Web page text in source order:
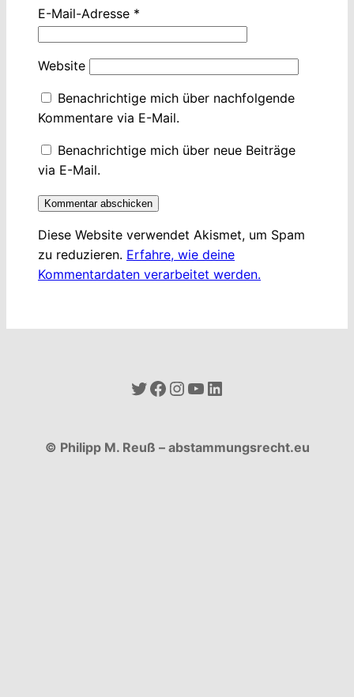
E-Mail-Adresse *
Website
Benachrichtige mich über nachfolgende
Kommentare via E-Mail.
Benachrichtige mich über neue Beiträge
via E-Mail.
Diese Website verwendet Akismet, um Spam
zu reduzieren. Erfahre, wie deine
Kommentardaten verarbeitet werden.
Twitter
Facebook
Instagram
YouTube
LinkedIn
© Philipp M. Reuß – abstammungsrecht.eu